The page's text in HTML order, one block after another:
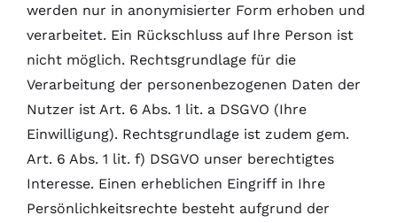
werden nur in anonymisierter Form erhoben und
verarbeitet. Ein Rückschluss auf Ihre Person ist
nicht möglich. Rechtsgrundlage für die
Verarbeitung der personenbezogenen Daten der
Nutzer ist Art. 6 Abs. 1 lit. a DSGVO (Ihre
Einwilligung). Rechtsgrundlage ist zudem gem.
Art. 6 Abs. 1 lit. f) DSGVO unser berechtigtes
Interesse. Einen erheblichen Eingriff in Ihre
Persönlichkeitsrechte besteht aufgrund der